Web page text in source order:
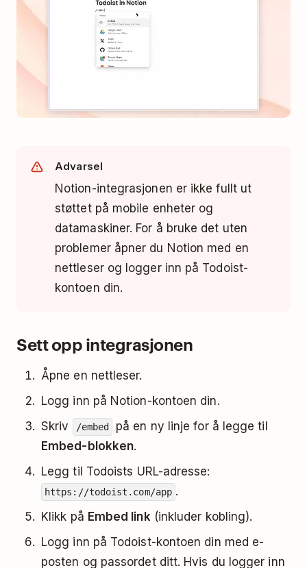
Advarsel
Notion-integrasjonen er ikke fullt ut
støttet på mobile enheter og
datamaskiner. For å bruke det uten
problemer åpner du Notion med en
nettleser og logger inn på Todoist-
kontoen din.
Sett opp integrasjonen
Åpne en nettleser.
Logg inn på Notion-kontoen din.
Skriv
/embed
på en ny linje for å legge til
Embed-blokken.
Legg til Todoists URL-adresse:
https://todoist.com/app .
Klikk på Embed link (inkluder kobling).
Logg inn på Todoist-kontoen din med e-
posten og passordet ditt. Hvis du logger inn